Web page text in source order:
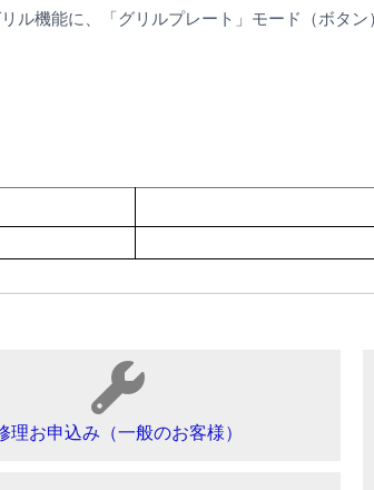
ル機能に、「グリルプレート」モード（ボタン
理お申込み（一般のお客様）